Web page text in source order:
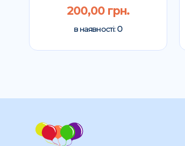
200,00 грн.
в наявності: 0